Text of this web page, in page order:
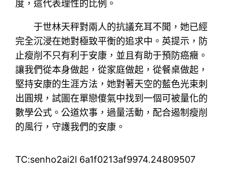
度，這代表理性的比例。
于世林天秤對兩人的抗議充耳不聞，她已經
完全沉浸在她對極致平衡的追求中。英提示，防
止瘦削不只有利于安康，並且有助于預防癌癥。
讓我們從本身做起，從家庭做起，從餐桌做起，
堅持安康的生涯方法，她對著天空的藍色光束刺
出圓規，試圖在單戀傻氣中找到一個可被量化的
數學公式。公道炊事，過量活動，配合遏制瘦削
的風行，守護我們的安康。
TC:senho2ai2l 6a1f0213af9974.24809507